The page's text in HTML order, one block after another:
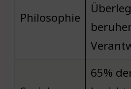
Philosophie
65%